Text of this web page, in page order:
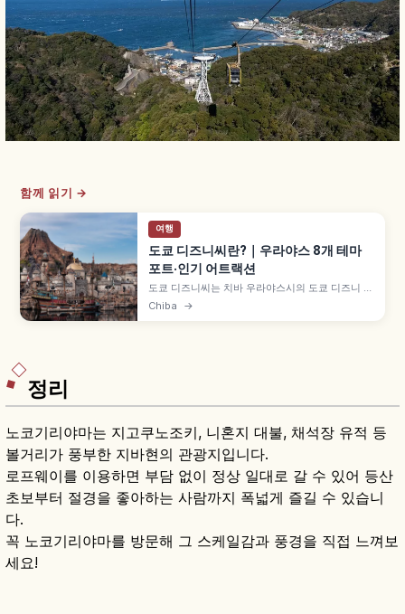
함께 읽기 →
여행
도쿄 디즈니씨란?｜우라야스 8개 테마
포트·인기 어트랙션
도쿄 디즈니씨는 치바 우라야스시의 도쿄 디즈니 리
조트에 있는 바다 테마 파크입니다. 8개 테마 포트,
Chiba →
정리
노코기리야마는 지고쿠노조키, 니혼지 대불, 채석장 유적 등
볼거리가 풍부한 지바현의 관광지입니다.
로프웨이를 이용하면 부담 없이 정상 일대로 갈 수 있어 등산
초보부터 절경을 좋아하는 사람까지 폭넓게 즐길 수 있습니
다.
꼭 노코기리야마를 방문해 그 스케일감과 풍경을 직접 느껴보
세요!